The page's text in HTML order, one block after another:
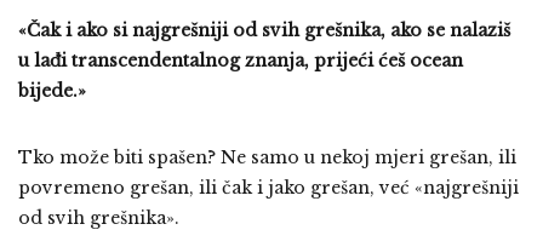
«Čak i ako si najgrešniji od svih grešnika, ako se nalaziš
u lađi transcendentalnog znanja, prijeći ćeš ocean
bijede.»
Tko može biti spašen? Ne samo u nekoj mjeri grešan, ili
povremeno grešan, ili čak i jako grešan, već «najgrešniji
od svih grešnika».